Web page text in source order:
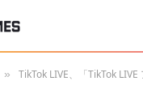
» TikTok LIVE、「TikTok LIVE アイドルプロ